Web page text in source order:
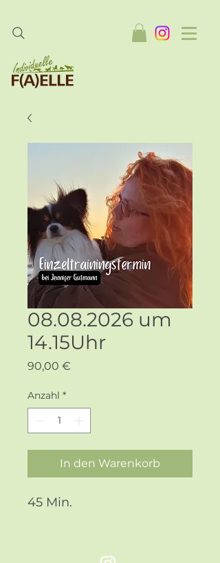
08.08.2026 um
14.15Uhr
90,00 €
Anzahl *
In den Warenkorb
45 Min.